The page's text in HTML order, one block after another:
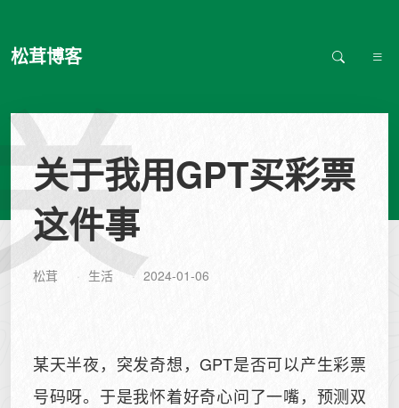
松茸博客
关于我用GPT买彩票
这件事
松茸 生活 2024-01-06
某天半夜，突发奇想，GPT是否可以产生彩票
号码呀。于是我怀着好奇心问了一嘴，预测双